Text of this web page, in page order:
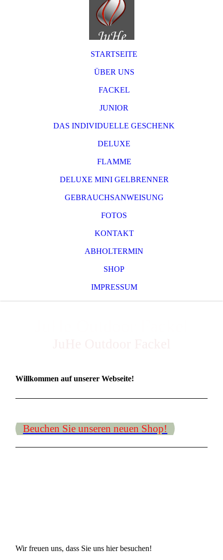
STARTSEITE
ÜBER UNS
FACKEL
JUNIOR
DAS INDIVIDUELLE GESCHENK
DELUXE
FLAMME
DELUXE MINI GELBRENNER
GEBRAUCHSANWEISUNG
FOTOS
KONTAKT
ABHOLTERMIN
SHOP
IMPRESSUM
Willkommen auf unserer Webseite!
Beuchen Sie unseren neuen Shop!
Wir freuen uns, dass Sie uns hier besuchen!